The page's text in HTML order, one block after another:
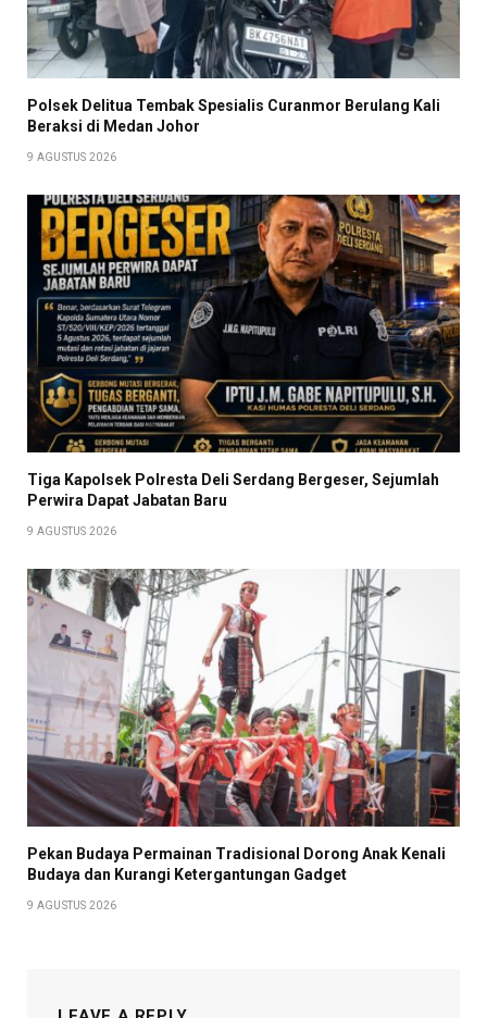
Polsek Delitua Tembak Spesialis Curanmor Berulang Kali
Beraksi di Medan Johor
9 AGUSTUS 2026
Tiga Kapolsek Polresta Deli Serdang Bergeser, Sejumlah
Perwira Dapat Jabatan Baru
9 AGUSTUS 2026
Pekan Budaya Permainan Tradisional Dorong Anak Kenali
Budaya dan Kurangi Ketergantungan Gadget
9 AGUSTUS 2026